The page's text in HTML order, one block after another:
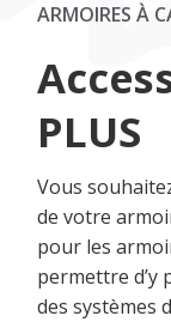
ARMOIRES À
PLUS
Vous
de votre
pour les
permettre d’y
des systèmes